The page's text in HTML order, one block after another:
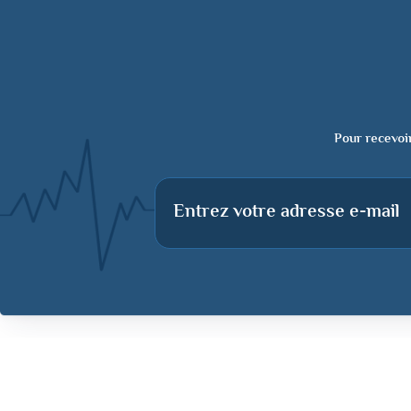
Pour
Entrez votre adresse e-mail